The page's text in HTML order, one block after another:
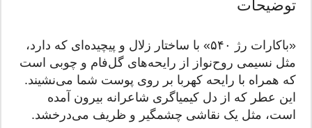
توضیحات
«باکارات رژ ۵۴۰» با ساختار زلال و پیچیده‌ای که دارد،
مثل نسیمی روح‌نواز از رایحه‌های گل‌فام و چوبی است
که همراه با رایحه کهربا بر روی پوست شما می‌نشیند.
این عطر که از دل کیمیاگری شاعرانه بیرون آمده
است، مثل یک نقاشی چشمگیر و ظریف می‌درخشد.